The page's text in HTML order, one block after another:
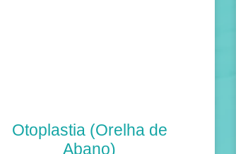
Otoplastia (Orelha de
Abano)